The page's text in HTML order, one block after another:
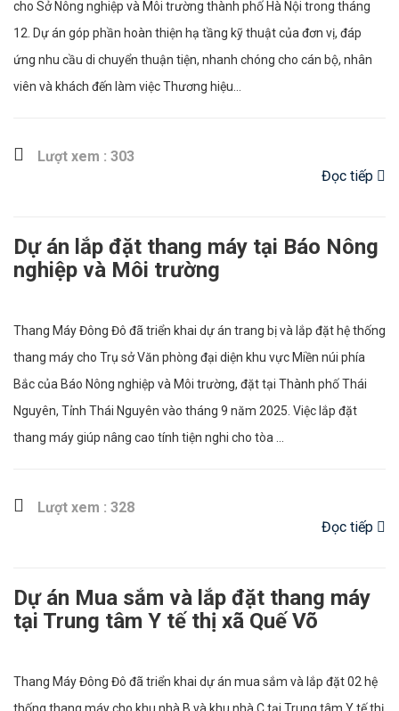
cho Sở Nông nghiệp và Môi trường thành phố Hà Nội trong tháng
12. Dự án góp phần hoàn thiện hạ tầng kỹ thuật của đơn vị, đáp
ứng nhu cầu di chuyển thuận tiện, nhanh chóng cho cán bộ, nhân
viên và khách đến làm việc Thương hiệu...
Lượt xem : 303
Đọc tiếp
Dự án lắp đặt thang máy tại Báo Nông
nghiệp và Môi trường
Thang Máy Đông Đô đã triển khai dự án trang bị và lắp đặt hệ thống
thang máy cho Trụ sở Văn phòng đại diện khu vực Miền núi phía
Bắc của Báo Nông nghiệp và Môi trường, đặt tại Thành phố Thái
Nguyên, Tỉnh Thái Nguyên vào tháng 9 năm 2025. Việc lắp đặt
thang máy giúp nâng cao tính tiện nghi cho tòa ...
Lượt xem : 328
Đọc tiếp
Dự án Mua sắm và lắp đặt thang máy
tại Trung tâm Y tế thị xã Quế Võ
Thang Máy Đông Đô đã triển khai dự án mua sắm và lắp đặt 02 hệ